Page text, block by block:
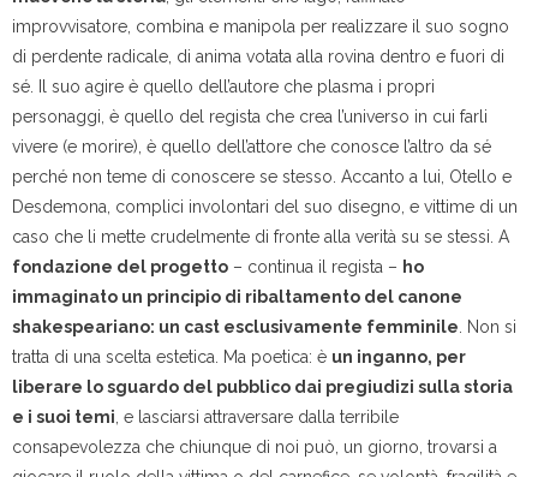
improvvisatore, combina e manipola per realizzare il suo sogno
di perdente radicale, di anima votata alla rovina dentro e fuori di
sé. Il suo agire è quello dell’autore che plasma i propri
personaggi, è quello del regista che crea l’universo in cui farli
vivere (e morire), è quello dell’attore che conosce l’altro da sé
perché non teme di conoscere se stesso. Accanto a lui, Otello e
Desdemona, complici involontari del suo disegno, e vittime di un
caso che li mette crudelmente di fronte alla verità su se stessi. A
fondazione del progetto – continua il regista – ho
immaginato un principio di ribaltamento del canone
shakespeariano: un cast esclusivamente femminile . Non si
tratta di una scelta estetica. Ma poetica: è un inganno, per
liberare lo sguardo del pubblico dai pregiudizi sulla storia
e i suoi temi , e lasciarsi attraversare dalla terribile
consapevolezza che chiunque di noi può, un giorno, trovarsi a